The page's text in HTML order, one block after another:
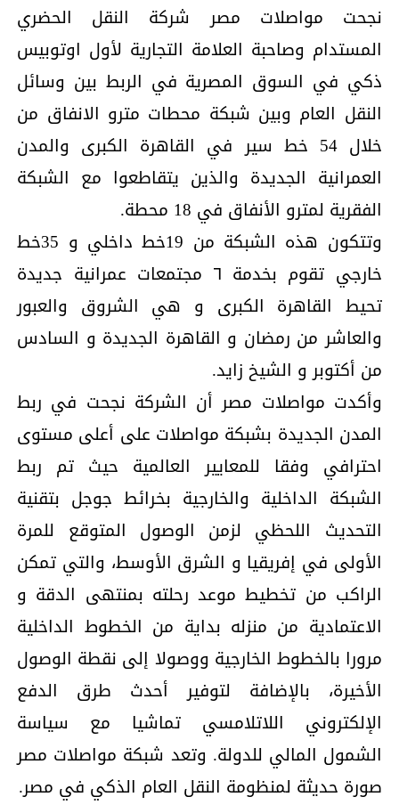
نجحت مواصلات مصر شركة النقل الحضري
المستدام وصاحبة العلامة التجارية لأول اوتوبيس
ذكي في السوق المصرية في الربط بين وسائل
النقل العام وبين شبكة محطات مترو الانفاق من
خلال 54 خط سير في القاهرة الكبرى والمدن
العمرانية الجديدة والذين يتقاطعوا مع الشبكة
الفقرية لمترو الأنفاق في 18 محطة.
وتتكون هذه الشبكة من 19خط داخلي و 35خط
خارجي تقوم بخدمة ٦ مجتمعات عمرانية جديدة
تحيط القاهرة الكبرى و هي الشروق والعبور
والعاشر من رمضان و القاهرة الجديدة و السادس
من أكتوبر و الشيخ زايد.
وأكدت مواصلات مصر أن الشركة نجحت في ربط
المدن الجديدة بشبكة مواصلات على أعلى مستوى
احترافي وفقا للمعايير العالمية حيث تم ربط
الشبكة الداخلية والخارجية بخرائط جوجل بتقنية
التحديث اللحظي لزمن الوصول المتوقع للمرة
الأولى في إفريقيا و الشرق الأوسط، والتي تمكن
الراكب من تخطيط موعد رحلته بمنتهى الدقة و
الاعتمادية من منزله بداية من الخطوط الداخلية
مرورا بالخطوط الخارجية ووصولا إلى نقطة الوصول
الأخيرة، بالإضافة لتوفير أحدث طرق الدفع
الإلكتروني اللاتلامسي تماشيا مع سياسة
الشمول المالي للدولة. وتعد شبكة مواصلات مصر
صورة حديثة لمنظومة النقل العام الذكي في مصر.